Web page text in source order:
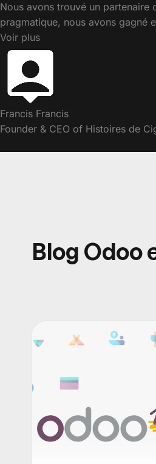
Nous avons trouvé un
pragmatique, nous avons gagné
Voir plus
Francis Francis
Founder & CEO of Histoires de
Blog Odoo